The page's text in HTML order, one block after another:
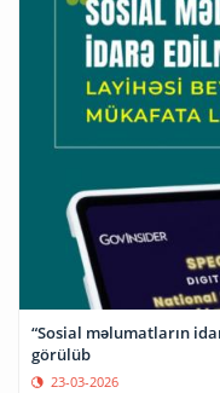
“Sosial məlumatların
görülüb
23-03-2026